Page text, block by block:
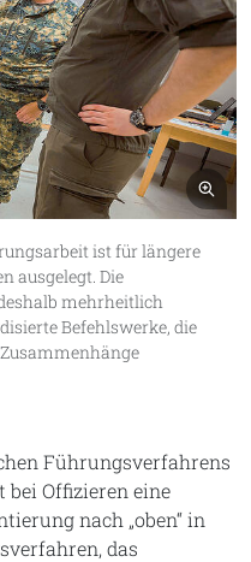
ist für längere
ausgelegt. Die
mehrheitlich
Befehlswerke, die
Führungsverfahrens
Offizieren eine
nach „oben“ in
das